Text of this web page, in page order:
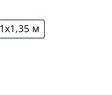
м
2,1х1,35 м